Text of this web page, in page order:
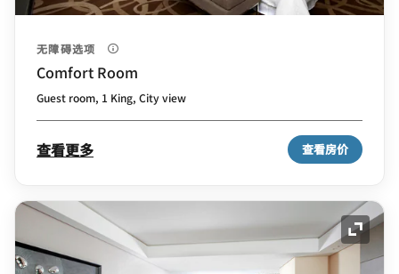
无障碍选项
Comfort Room
Guest room, 1 King, City view
查看更多 查看房价
展开